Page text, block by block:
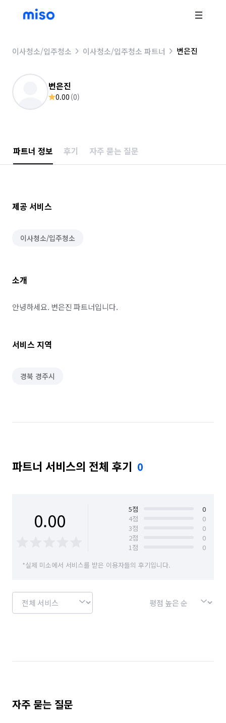
이사청소/입주청소 이사청소/입주청소 파트너 변은진
변은진
0.00 (0)
파트너 정보 후기 자주 묻는 질문
제공 서비스
이사청소/입주청소
소개
안녕하세요. 변은진 파트너입니다.
서비스 지역
경북 경주시
파트너 서비스의 전체 후기 0
0.00 5점
0
4점
0
3점
0
2점
0
1점
0
*실제 미소에서 서비스를 받은 이용자들의 후기입니다.
자주 묻는 질문